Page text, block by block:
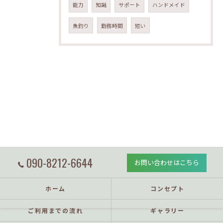
能力 知識 サポート ハンドメイド
魚釣り 勤務時間 短い
090-8212-6644 お問い合わせはこちら
ホーム コンセプト
ご利用までの流れ ギャラリー